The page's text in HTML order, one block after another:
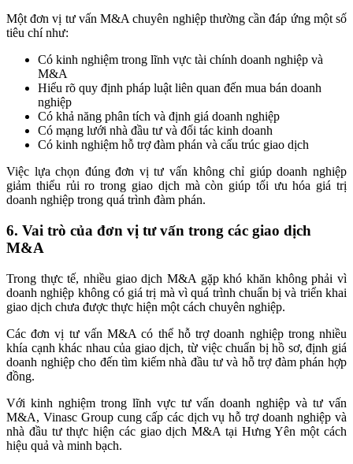
Một đơn vị tư vấn M&A chuyên nghiệp thường cần đáp ứng một số
tiêu chí như:
Có kinh nghiệm trong lĩnh vực tài chính doanh nghiệp và
M&A
Hiểu rõ quy định pháp luật liên quan đến mua bán doanh
nghiệp
Có khả năng phân tích và định giá doanh nghiệp
Có mạng lưới nhà đầu tư và đối tác kinh doanh
Có kinh nghiệm hỗ trợ đàm phán và cấu trúc giao dịch
Việc lựa chọn đúng đơn vị tư vấn không chỉ giúp doanh nghiệp
giảm thiểu rủi ro trong giao dịch mà còn giúp tối ưu hóa giá trị
doanh nghiệp trong quá trình đàm phán.
6. Vai trò của đơn vị tư vấn trong các giao dịch
M&A
Trong thực tế, nhiều giao dịch M&A gặp khó khăn không phải vì
doanh nghiệp không có giá trị mà vì quá trình chuẩn bị và triển khai
giao dịch chưa được thực hiện một cách chuyên nghiệp.
Các đơn vị tư vấn M&A có thể hỗ trợ doanh nghiệp trong nhiều
khía cạnh khác nhau của giao dịch, từ việc chuẩn bị hồ sơ, định giá
doanh nghiệp cho đến tìm kiếm nhà đầu tư và hỗ trợ đàm phán hợp
đồng.
Với kinh nghiệm trong lĩnh vực tư vấn doanh nghiệp và tư vấn
M&A, Vinasc Group cung cấp các dịch vụ hỗ trợ doanh nghiệp và
nhà đầu tư thực hiện các giao dịch M&A tại Hưng Yên một cách
hiệu quả và minh bạch.